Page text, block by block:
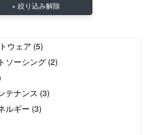
× 絞り込み解除
ウェア (5)
ソーシング (2)
テナンス (3)
ルギー (3)